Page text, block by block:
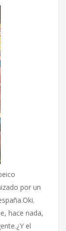
por un
hace nada,
el